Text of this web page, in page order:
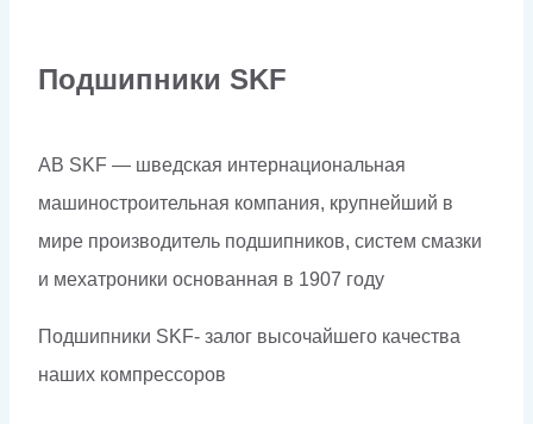
Подшипники SKF
AB SKF — шведская интернациональная
машиностроительная компания, крупнейший в
мире производитель подшипников, систем смазки
и мехатроники основанная в 1907 году
Подшипники SKF- залог высочайшего качества
наших компрессоров